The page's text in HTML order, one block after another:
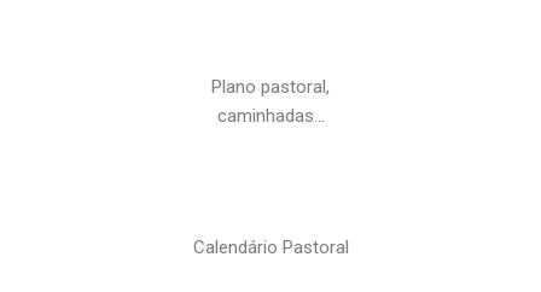
Plano pastoral,
caminhadas…
Calendário Pastoral